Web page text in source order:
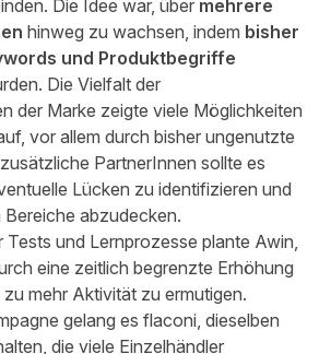
Die Idee war, über mehrere
hinweg zu wachsen, indem bisher
und Produktbegriffe
Die Vielfalt der
der Marke zeigte viele Möglichkeiten
vor allem durch bisher ungenutzte
PartnerInnen sollte es
Lücken zu identifizieren und
abzudecken.
Tests und Lernprozesse plante Awin,
eine zeitlich begrenzte Erhöhung
mehr Aktivität zu ermutigen.
gelang es flaconi, dieselben
die viele Einzelhändler